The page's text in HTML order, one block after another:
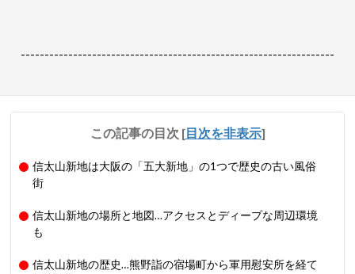
------------------------------------------------------------------
この記事の目次 [目次を非表示]
信太山新地は大阪の「五大新地」の1つで歴史の古い風俗
街
信太山新地の場所と地図…アクセスとディープな周辺環境
も
信太山新地の歴史…熊野詣の宿場町から軍用慰安所を経て